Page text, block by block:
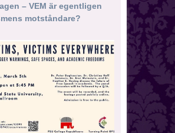
– VEM är egentligen
motståndare?